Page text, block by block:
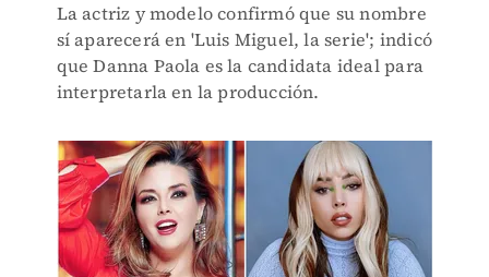
La actriz y modelo confirmó que su nombre
sí aparecerá en 'Luis Miguel, la serie'; indicó
que Danna Paola es la candidata ideal para
interpretarla en la producción.